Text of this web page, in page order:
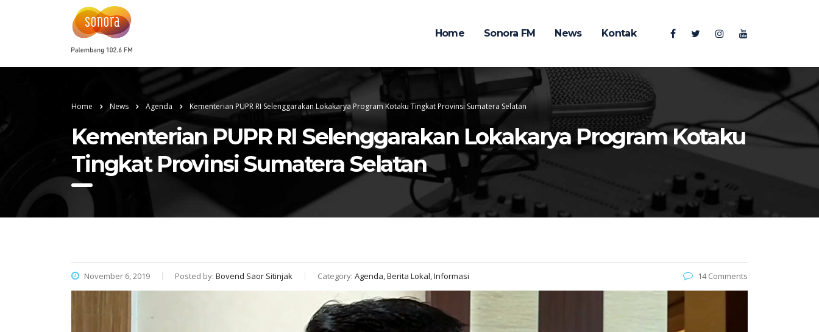
Home Sonora FM News Kontak
Home News Agenda Kementerian PUPR RI Selenggarakan Lokakarya Program Kotaku Tingkat Provinsi Sumatera Selatan
Kementerian PUPR RI Selenggarakan Lokakarya Program Kotaku
Tingkat Provinsi Sumatera Selatan
November 6, 2019 Posted by: Bovend Saor Sitinjak Category: Agenda, Berita Lokal, Informasi 14 Comments